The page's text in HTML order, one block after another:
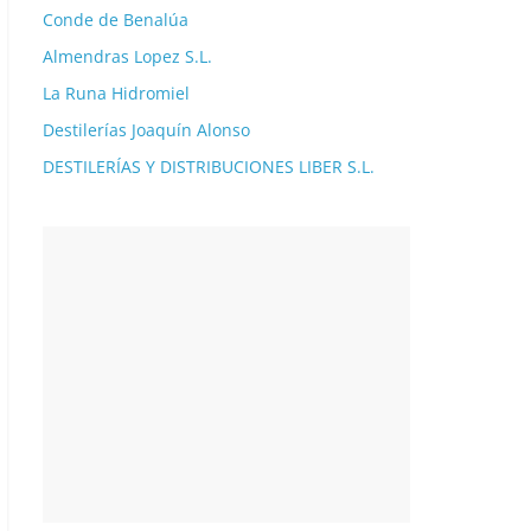
Conde de Benalúa
Almendras Lopez S.L.
La Runa Hidromiel
Destilerías Joaquín Alonso
DESTILERÍAS Y DISTRIBUCIONES LIBER S.L.